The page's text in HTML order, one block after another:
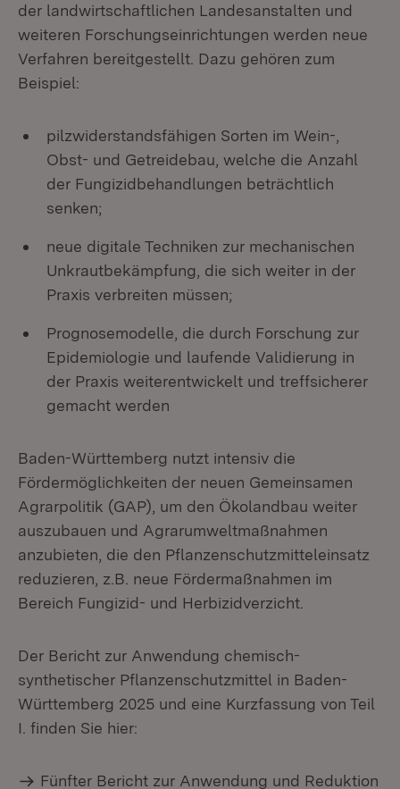
der landwirtschaftlichen Landesanstalten und
weiteren Forschungseinrichtungen werden neue
Verfahren bereitgestellt. Dazu gehören zum
Beispiel:
pilzwiderstandsfähigen Sorten im Wein-,
Obst- und Getreidebau, welche die Anzahl
der Fungizidbehandlungen beträchtlich
senken;
neue digitale Techniken zur mechanischen
Unkrautbekämpfung, die sich weiter in der
Praxis verbreiten müssen;
Prognosemodelle, die durch Forschung zur
Epidemiologie und laufende Validierung in
der Praxis weiterentwickelt und treffsicherer
gemacht werden
Baden-Württemberg nutzt intensiv die
Fördermöglichkeiten der neuen Gemeinsamen
Agrarpolitik (GAP), um den Ökolandbau weiter
auszubauen und Agrarumweltmaßnahmen
anzubieten, die den Pflanzenschutzmitteleinsatz
reduzieren, z.B. neue Fördermaßnahmen im
Bereich Fungizid- und Herbizidverzicht.
Der Bericht zur Anwendung chemisch-
synthetischer Pflanzenschutzmittel in Baden-
Württemberg 2025 und eine Kurzfassung von Teil
I. finden Sie hier:
Fünfter Bericht zur Anwendung und Reduktion